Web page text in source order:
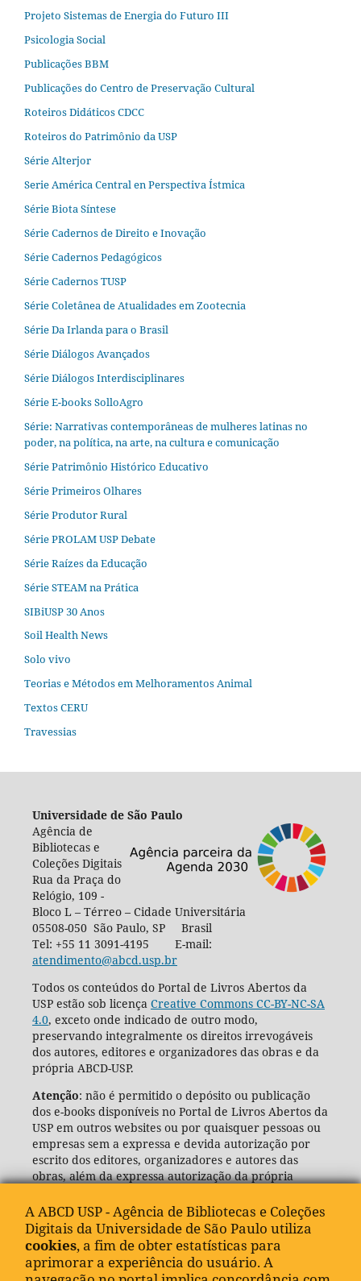
Projeto Sistemas de Energia do Futuro III
Psicologia Social
Publicações BBM
Publicações do Centro de Preservação Cultural
Roteiros Didáticos CDCC
Roteiros do Patrimônio da USP
Série Alterjor
Serie América Central en Perspectiva Ístmica
Série Biota Síntese
Série Cadernos de Direito e Inovação
Série Cadernos Pedagógicos
Série Cadernos TUSP
Série Coletânea de Atualidades em Zootecnia
Série Da Irlanda para o Brasil
Série Diálogos Avançados
Série Diálogos Interdisciplinares
Série E-books SolloAgro
Série: Narrativas contemporâneas de mulheres latinas no
poder, na política, na arte, na cultura e comunicação
Série Patrimônio Histórico Educativo
Série Primeiros Olhares
Série Produtor Rural
Série PROLAM USP Debate
Série Raízes da Educação
Série STEAM na Prática
SIBiUSP 30 Anos
Soil Health News
Solo vivo
Teorias e Métodos em Melhoramentos Animal
Textos CERU
Travessias
Universidade de São Paulo
Agência de
Bibliotecas e
Coleções Digitais
Rua da Praça do
Relógio, 109 -
Bloco L – Térreo – Cidade Universitária
05508-050 São Paulo, SP Brasil
Tel: +55 11 3091-4195 E-mail:
atendimento@abcd.usp.br
Todos os conteúdos do Portal de Livros Abertos da
USP estão sob licença Creative Commons CC-BY-NC-SA
4.0, exceto onde indicado de outro modo,
preservando integralmente os direitos irrevogáveis
dos autores, editores e organizadores das obras e da
própria ABCD-USP.
Atenção: não é permitido o depósito ou publicação
dos e-books disponíveis no Portal de Livros Abertos da
USP em outros websites ou por quaisquer pessoas ou
empresas sem a expressa e devida autorização por
escrito dos editores, organizadores e autores das
obras, além da expressa autorização da própria
(ABCD-USP).
A ABCD USP - Agência de Bibliotecas e Coleções
Digitais da Universidade de São Paulo utiliza
cookies, a fim de obter estatísticas para
aprimorar a experiência do usuário. A